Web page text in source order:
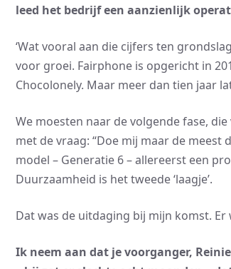
leed het bedrijf een aanzienlijk
‘Wat vooral aan die cijfers ten
voor groei. Fairphone is opgericht in
Chocolonely. Maar meer dan tien jaar
We moesten naar de volgende fase,
met de vraag: “Doe mij maar de
model – Generatie 6 – allereerst een
Duurzaamheid is het tweede ‘laagje’.
Dat was de uitdaging bij mijn komst.
Ik neem aan dat je voorganger,